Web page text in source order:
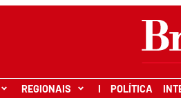
REGIONAIS I POLÍTICA